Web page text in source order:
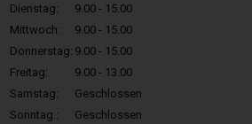
Dienstag:
9.00 - 15.00
Mittwoch:
9.00 - 15.00
Donnerstag: 9.00 - 15.00
Freitag:
9.00 - 13.00
Samstag:
Geschlossen
Sonntag.:
Geschlossen